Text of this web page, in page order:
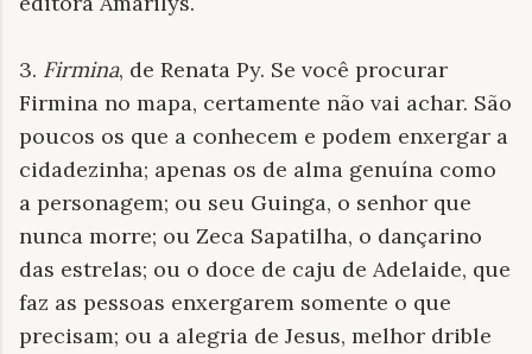
3. Firmina, de Renata Py. Se você procurar
Firmina no mapa, certamente não vai achar. São
poucos os que a conhecem e podem enxergar a
cidadezinha; apenas os de alma genuína como
a personagem; ou seu Guinga, o senhor que
nunca morre; ou Zeca Sapatilha, o dançarino
das estrelas; ou o doce de caju de Adelaide, que
faz as pessoas enxergarem somente o que
precisam; ou a alegria de Jesus, melhor drible